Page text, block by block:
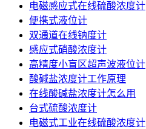
电磁感应式在线硫酸浓度计
便携式液位计
双通道在线钠度计
感应式硝酸浓度计
高精度小盲区超声波液位计
酸碱盐浓度计工作原理
在线酸碱盐浓度计怎么用
台式硫酸浓度计
电磁式工业在线硫酸浓度计